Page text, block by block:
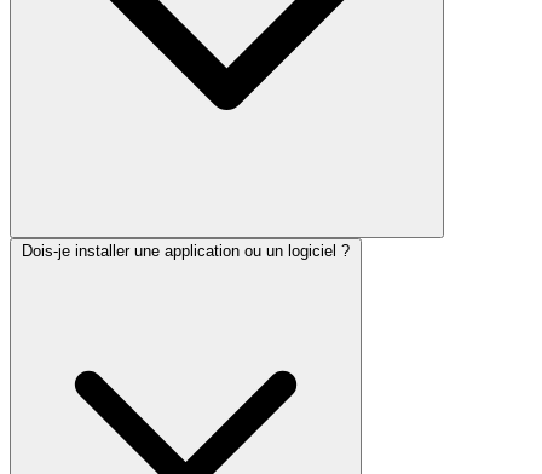
Dois-je installer une application ou un logiciel ?